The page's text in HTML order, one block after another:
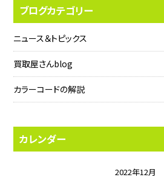
ブログカテゴリー
ニュース＆トピックス
買取屋さんblog
カラーコードの解説
カレンダー
2022年12月